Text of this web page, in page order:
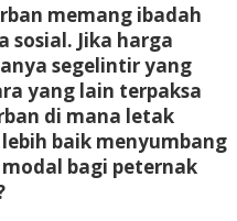
memang ibadah
sosial. Jika harga
segelintir yang
yang lain terpaksa
di mana letak
baik menyumbang
bagi peternak